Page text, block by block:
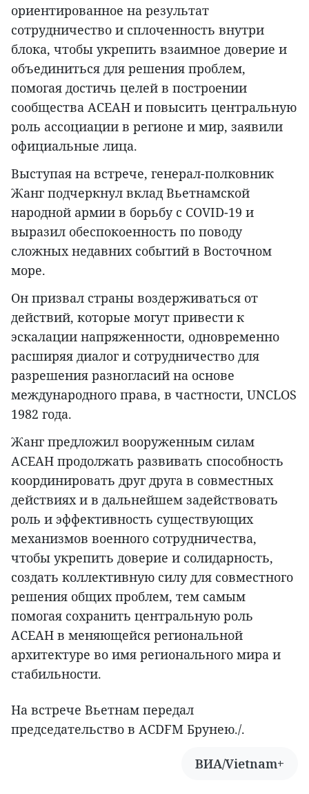
ориентированное на результат
сотрудничество и сплоченность внутри
блока, чтобы укрепить взаимное доверие и
объединиться для решения проблем,
помогая достичь целей в построении
сообщества АСЕАН и повысить центральную
роль ассоциации в регионе и мир, заявили
официальные лица.
Выступая на встрече, генерал-полковник
Жанг подчеркнул вклад Вьетнамской
народной армии в борьбу с COVID-19 и
выразил обеспокоенность по поводу
сложных недавних событий в Восточном
море.
Он призвал страны воздерживаться от
действий, которые могут привести к
эскалации напряженности, одновременно
расширяя диалог и сотрудничество для
разрешения разногласий на основе
международного права, в частности, UNCLOS
1982 года.
Жанг предложил вооруженным силам
АСЕАН продолжать развивать способность
координировать друг друга в совместных
действиях и в дальнейшем задействовать
роль и эффективность существующих
механизмов военного сотрудничества,
чтобы укрепить доверие и солидарность,
создать коллективную силу для совместного
решения общих проблем, тем самым
помогая сохранить центральную роль
АСЕАН в меняющейся региональной
архитектуре во имя регионального мира и
стабильности.
На встрече Вьетнам передал
председательство в ACDFM Брунею./.
ВИА/Vietnam+